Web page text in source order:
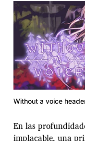
Without a voice
En las
implacable, una